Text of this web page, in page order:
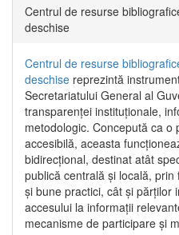
Centrul de resurse
deschise
Centrul de resurse
deschise reprezintă
Secretariatului General al
transparenței instituționale,
metodologic. Concepută ca o
accesibilă, aceasta
bidirecțional, destinat atât
publică centrală și locală,
și bune practici, cât și părților
accesului la informații
mecanisme de participare și